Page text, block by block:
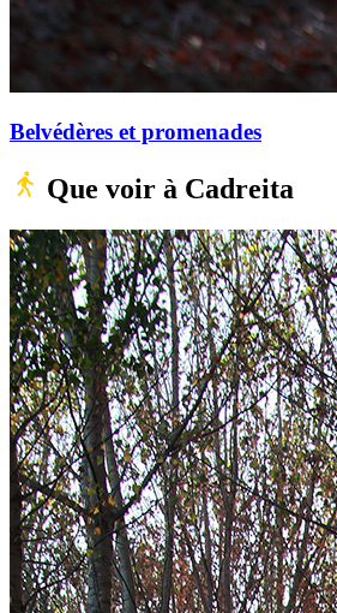
Belvédères et promenades
Que voir à Cadreita